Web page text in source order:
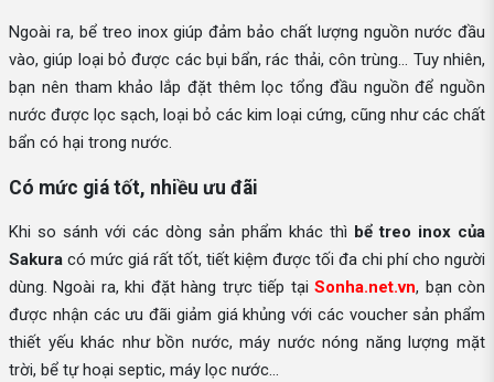
Ngoài ra, bể treo inox giúp đảm bảo chất lượng nguồn nước đầu
vào, giúp loại bỏ được các bụi bẩn, rác thải, côn trùng… Tuy nhiên,
bạn nên tham khảo lắp đặt thêm lọc tổng đầu nguồn để nguồn
nước được lọc sạch, loại bỏ các kim loại cứng, cũng như các chất
bẩn có hại trong nước.
Có mức giá tốt, nhiều ưu đãi
Khi so sánh với các dòng sản phẩm khác thì bể treo inox của
Sakura có mức giá rất tốt, tiết kiệm được tối đa chi phí cho người
dùng. Ngoài ra, khi đặt hàng trực tiếp tạiSonha.net.vn, bạn còn
được nhận các ưu đãi giảm giá khủng với các voucher sản phẩm
thiết yếu khác như bồn nước, máy nước nóng năng lượng mặt
trời, bể tự hoại septic, máy lọc nước…